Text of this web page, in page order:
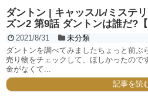
ダントン | キャッスル/ミステ
ズン2 第9話 ダントンは誰だ?【
2021/8/31
未分類
ダントンを調べてみましたちょっと前ぶ
売り物をチェックして、ほしかったので
金がなくて...
記事を読